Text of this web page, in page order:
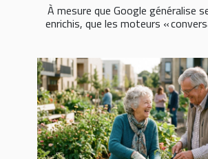
À mesure que Google généralise
enrichis, que les moteurs «